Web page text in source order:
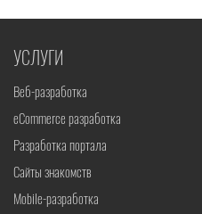
УСЛУГИ
Веб-разработка
eCommerce разработка
Разработка портала
Сайты знакомств
Mobile-разработка